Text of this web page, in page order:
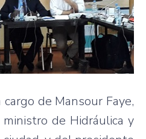
de Mansour Faye,
de Hidráulica y